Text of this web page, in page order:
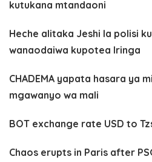
kutukana mtandaoni
Heche alitaka Jeshi la polisi
wanaodaiwa kupotea Iringa
CHADEMA yapata hasara ya
mgawanyo wa mali
BOT exchange rate USD to
Chaos erupts in Paris after